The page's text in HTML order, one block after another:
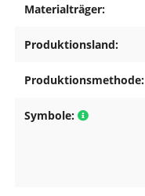
Materialträger:
Produktionsland:
Produktionsmethode:
Symbole: